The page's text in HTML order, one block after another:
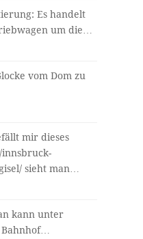
Es handelt
um die…
vom Dom zu
mir dieses
innsbruck-
sieht man…
kann unter